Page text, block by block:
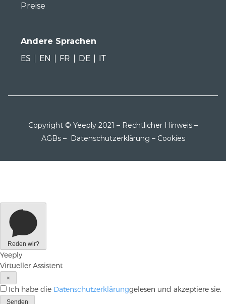
Preise
Andere Sprachen
ES
EN FR DE IT
Copyright © Yeeply 2021 – Rechtlicher Hinweis –
AGBs– Datenschutzerklärung – Cookies
Reden wir?
Yeeply
Virtueller Assistent
×
Ich habe die Datenschutzerklärunggelesen und akzeptiere sie.
Senden